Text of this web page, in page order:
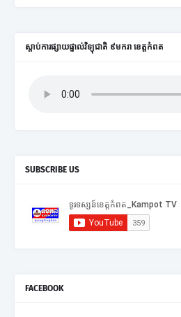
ស្តាប់ការផ្សាយផ្ទាល់វិទ្យុជាតិ ៩មករា ខេត្តកំពត
SUBSCRIBE US
FACEBOOK